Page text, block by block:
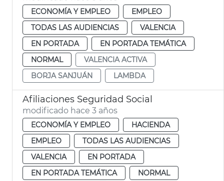
ECONOMÍA Y EMPLEO
EMPLEO
TODAS LAS AUDIENCIAS
VALENCIA
EN PORTADA
EN PORTADA TEMÁTICA
NORMAL
VALENCIA ACTIVA
BORJA SANJUÁN
LAMBDA
Afiliaciones Seguridad Social
modificado hace 3 años
ECONOMÍA Y EMPLEO
HACIENDA
EMPLEO
TODAS LAS AUDIENCIAS
VALENCIA
EN PORTADA
EN PORTADA TEMÁTICA
NORMAL